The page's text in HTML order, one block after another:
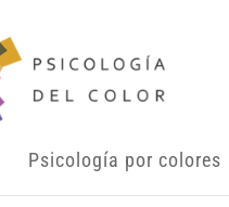
Psicología por colores